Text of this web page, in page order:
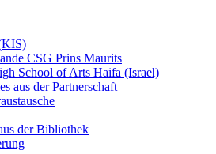
CSG Prins Maurits
School of Arts Haifa (Israel)
aus der Partnerschaft
der Bibliothek